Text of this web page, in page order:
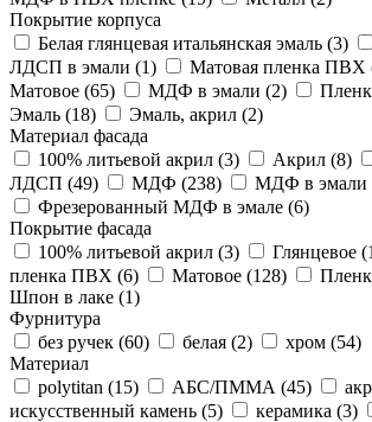
Покрытие корпуса
Белая глянцевая итальянская эмаль (3)
ЛДСП в эмали (1) Матовая пленка ПВХ
Матовое (65) МДФ в эмали (2)
Эмаль (18) Эмаль, акрил (2)
Материал фасада
100% литьевой акрил (3) Акрил (8)
ЛДСП (49) МДФ (238) МДФ в эмали
Фрезерованный МДФ в эмале (6)
Покрытие фасада
100% литьевой акрил (3) Глянцевое (
пленка ПВХ (6) Матовое (128)
Шпон в лаке (1)
Фурнитура
без ручек (60) белая (2) хром (54)
Материал
polytitan (15) АБС/ПММА (45)
искусственный камень (5) керамика (3)